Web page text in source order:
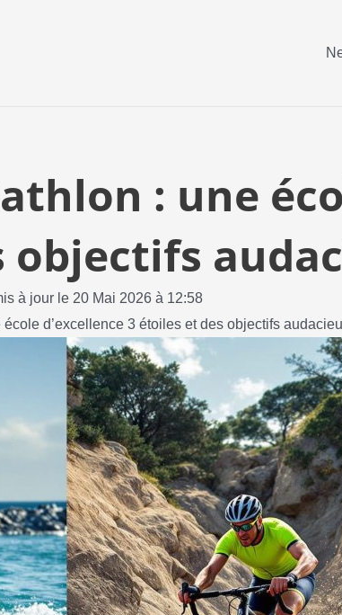
: une
objectifs
à jour le 20 Mai 2026 à 12:58
école d’excellence 3 étoiles et des objectifs